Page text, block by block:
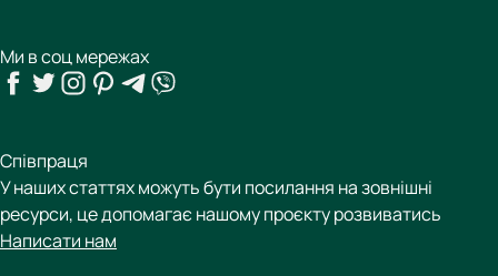
Ми в соц мережах
Співпраця
У наших статтях можуть бути посилання на зовнішні
ресурси, це допомагає нашому проєкту розвиватись
Написати нам